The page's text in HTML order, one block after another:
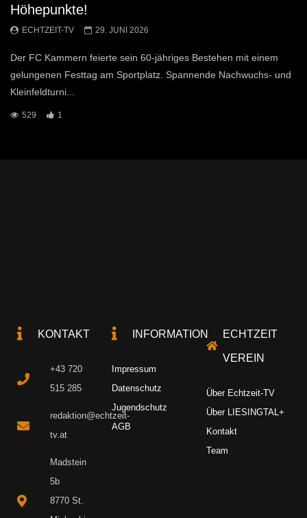
Höhepunkte!
ECHTZEIT-TV 29. JUNI 2026
Der FC Kammern feierte sein 60-jähriges Bestehen mit einem
gelungenen Festtag am Sportplatz. Spannende Nachwuchs- und
Kleinfeldturni...
529 1
KONTAKT
+43 720
515 285
redaktion@echtzeit-
tv.at
Madstein
5b
8770 St.
INFORMATION
Impressum
Datenschutz
Jugendschutz
AGB
ECHTZEIT
VEREIN
Über Echtzeit-TV
Über LIESINGTAL+
Kontakt
Team